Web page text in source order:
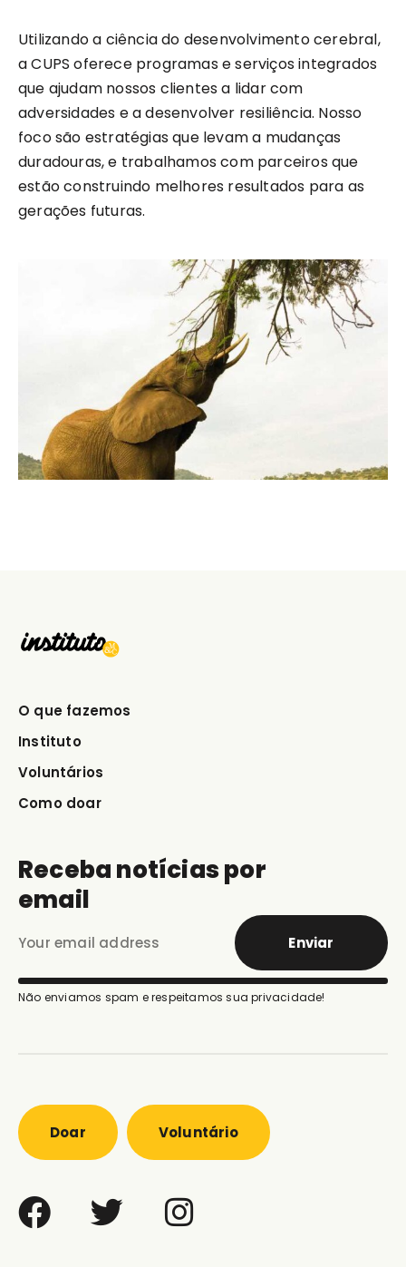
Utilizando a ciência do desenvolvimento cerebral,
a CUPS oferece programas e serviços integrados
que ajudam nossos clientes a lidar com
adversidades e a desenvolver resiliência. Nosso
foco são estratégias que levam a mudanças
duradouras, e trabalhamos com parceiros que
estão construindo melhores resultados para as
gerações futuras.
O que fazemos
Instituto
Voluntários
Como doar
Receba notícias por
email
Enviar
Não enviamos spam e respeitamos sua privacidade!
Doar Voluntário